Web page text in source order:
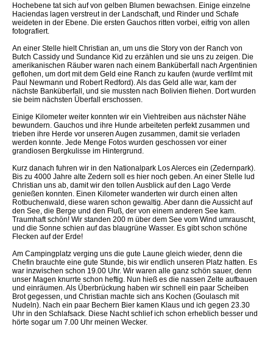
Hochebene tat sich auf von gelben Blumen bewachsen. Einige einzelne
Haciendas lagen verstreut in der Landschaft, und Rinder und Schafe
weideten in der Ebene. Die ersten Gauchos ritten vorbei, eifrig von allen
fotografiert.
An einer Stelle hielt Christian an, um uns die Story von der Ranch von
Butch Cassidy und Sundance Kid zu erzählen und sie uns zu zeigen. Die
amerikanischen Räuber waren nach einem Banküberfall nach Argentinien
geflohen, um dort mit dem Geld eine Ranch zu kaufen (wurde verfilmt mit
Paul Newmann und Robert Redford). Als das Geld alle war, kam der
nächste Banküberfall, und sie mussten nach Bolivien fliehen. Dort wurden
sie beim nächsten Überfall erschossen.
Einige Kilometer weiter konnten wir ein Viehtreiben aus nächster Nähe
bewundern. Gauchos und ihre Hunde arbeiteten perfekt zusammen und
trieben ihre Herde vor unseren Augen zusammen, damit sie verladen
werden konnte. Jede Menge Fotos wurden geschossen vor einer
grandiosen Bergkulisse im Hintergrund.
Kurz danach fuhren wir in den Nationalpark Los Alerces ein (Zedernpark).
Bis zu 4000 Jahre alte Zedern soll es hier noch geben. An einer Stelle lud
Christian uns ab, damit wir den tollen Ausblick auf den Lago Verde
genießen konnten. Einen Kilometer wanderten wir durch einen alten
Rotbuchenwald, diese waren schon gewaltig. Aber dann die Aussicht auf
den See, die Berge und den Fluß, der von einem anderen See kam.
Traumhaft schön! Wir standen 200 m über dem See vom Wind umrauscht,
und die Sonne schien auf das blaugrüne Wasser. Es gibt schon schöne
Flecken auf der Erde!
Am Campingplatz verging uns die gute Laune gleich wieder, denn die
Chefin brauchte eine gute Stunde, bis wir endlich unseren Platz hatten. Es
war inzwischen schon 19.00 Uhr. Wir waren alle ganz schön sauer, denn
unser Magen knurrte schon heftig. Nun hieß es die nassen Zelte aufbauen
und einräumen. Als Überbrückung haben wir schnell ein paar Scheiben
Brot gegessen, und Christian machte sich ans Kochen (Goulasch mit
Nudeln). Nach ein paar Bechern Bier kamen Klaus und ich gegen 23.30
Uhr in den Schlafsack. Diese Nacht schlief ich schon erheblich besser und
hörte sogar um 7.00 Uhr meinen Wecker.